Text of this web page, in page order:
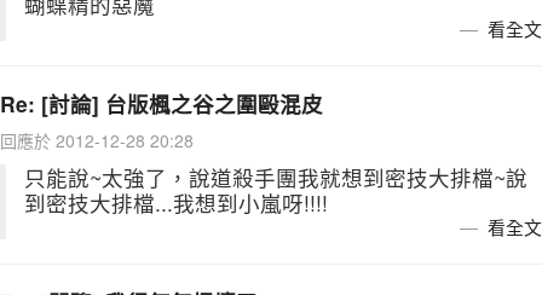
看全文
Re: [討論] 台版楓之谷之圍毆混皮
回應於 2012-12-28 20:28
只能說~太強了，說道殺手團我就想到密技大排檔~說
到密技大排檔...我想到小嵐呀!!!!
看全文